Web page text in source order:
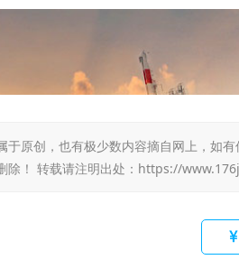
于原创，也有极少数内容摘自网上，如
除！ 转载请注明出处： https://